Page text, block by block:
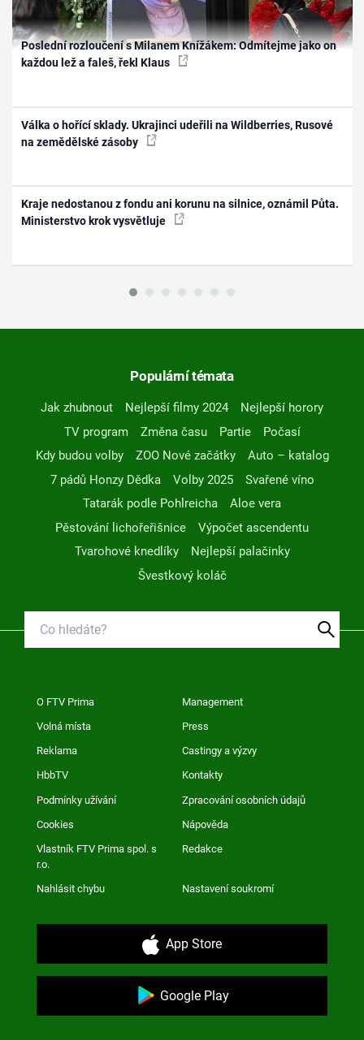
Poslední rozloučení s Milanem Knížákem: Odmítejme jako on
každou lež a faleš, řekl Klaus
Válka o hořící sklady. Ukrajinci udeřili na Wildberries, Rusové
na zemědělské zásoby
Kraje nedostanou z fondu ani korunu na silnice, oznámil Půta.
Ministerstvo krok vysvětluje
Populární témata
Jak zhubnout Nejlepší filmy 2024
Nejlepší horory
TV program
Změna času Partie
Počasí
Kdy budou volby
ZOO Nové začátky
Auto – katalog
7 pádů Honzy Dědka
Volby 2025
Svařené víno
Tatarák podle Pohlreicha
Aloe vera
Pěstování lichořeřišnice
Výpočet ascendentu
Tvarohové knedlíky
Nejlepší palačinky
Švestkový koláč
O FTV Prima Management
Volná místa Press
Reklama Castingy a výzvy
HbbTV Kontakty
Podmínky užívání Zpracování osobních údajů
Cookies Nápověda
Vlastník FTV Prima spol. s
r.o.
Redakce
Nahlásit chybu Nastavení soukromí
App Store
Google Play